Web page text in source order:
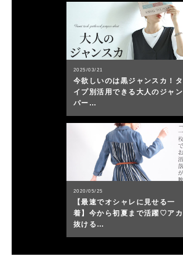
2025/03/21
今欲しいのは黒ジャンスカ！タ
イプ別活用できる大人のジャン
パー…
2020/05/25
【最速でオシャレに見せる一
着】今から初夏まで活躍♡アカ
抜ける…